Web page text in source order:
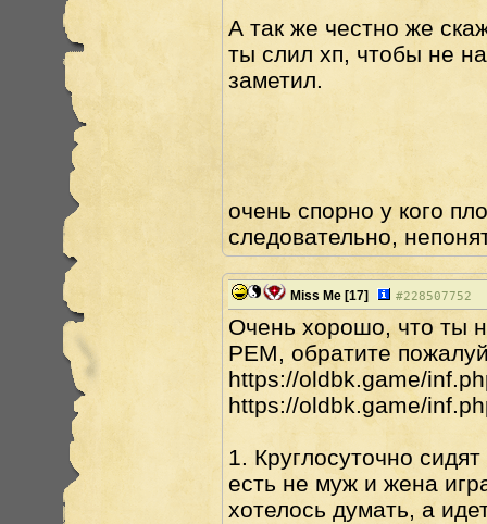
А так же честно же
ты слил хп, чтобы не
заметил.
очень спорно у кого
следовательно,
Miss Me [17] #228507752
Очень хорошо, что ты
РЕМ, обратите
https://oldbk.game/
https://oldbk.game/
1. Круглосуточно
есть не муж и жена
хотелось думать, а